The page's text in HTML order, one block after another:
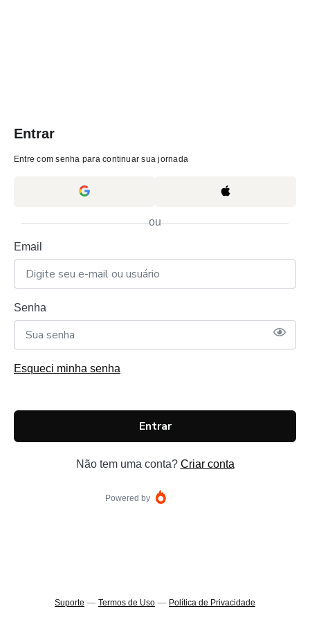
Entrar
Entre com senha para continuar sua jornada
ou
Email
Senha
Esqueci minha senha
Entrar
Não tem uma conta? Criar conta
Powered by
Suporte — Termos de Uso — Política de Privacidade